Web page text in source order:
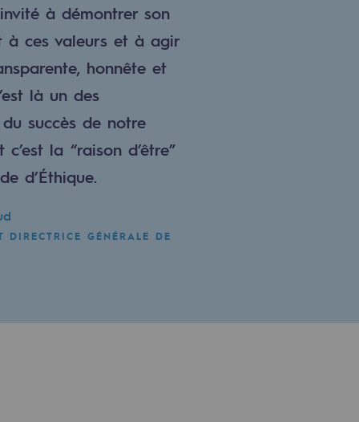
à démontrer son
à ces valeurs et à agir
honnête et
là un des
succès de notre
la “raison d’être”
d’Éthique.
DIRECTRICE GÉNÉRALE DE